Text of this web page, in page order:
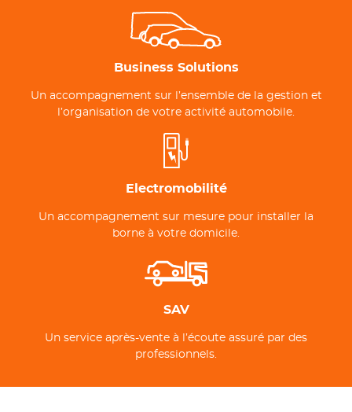
Business Solutions
Un accompagnement sur l’ensemble de la gestion et
l’organisation de votre activité automobile.
Electromobilité
Un accompagnement sur mesure pour installer la
borne à votre domicile.
SAV
Un service après-vente à l’écoute assuré par des
professionnels.